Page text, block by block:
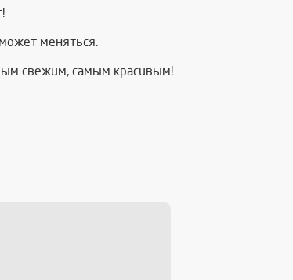
меняться.
свежим, самым красивым!